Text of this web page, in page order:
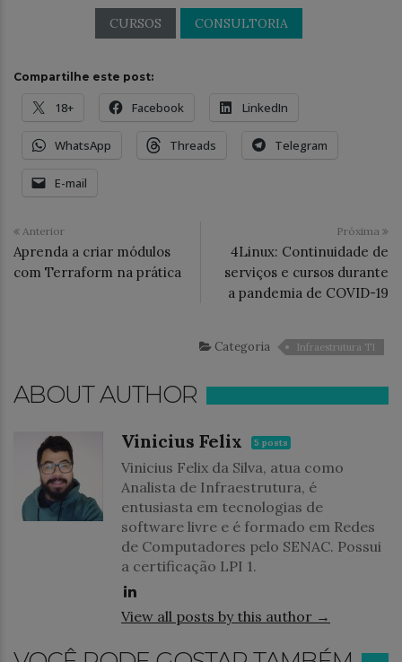
CURSOS CONSULTORIA
Compartilhe este post:
18+ Facebook LinkedIn
WhatsApp Threads Telegram
E-mail
Anterior
Aprenda a criar módulos
com Terraform na prática
Próxima
4Linux: Continuidade de
serviços e cursos durante
a pandemia de COVID-19
Categoria Infraestrutura TI
ABOUT AUTHOR
Vinicius Felix 5 posts
Vinicius Felix da Silva, atua como
Analista de Infraestrutura, é
entusiasta em tecnologias de
software livre e é formado em Redes
de Computadores pelo SENAC. Possui
a certificação LPI 1.
View all posts by this author →